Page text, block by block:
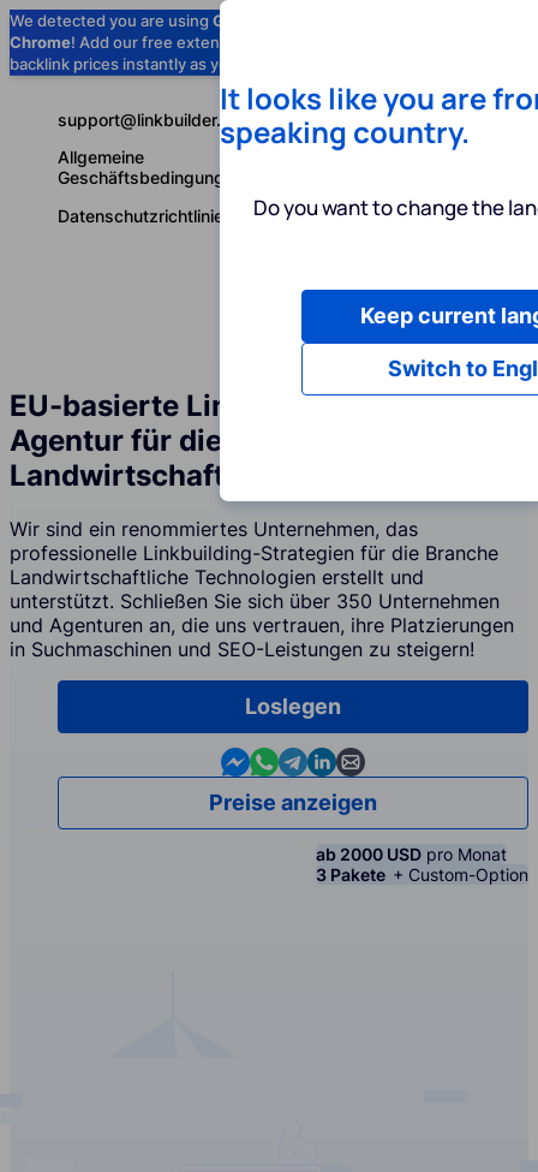
We detected you are using Google
Chrome! Add our free extension to check
backlink prices instantly as you browse.
Deutsch
support@linkbuilder.com
Allgemeine
Geschäftsbedingungen
Datenschutzrichtlinie
EU-basierte Linkbuilding-Services-
Agentur für die Branche
Landwirtschaftliche Technologien
Wir sind ein renommiertes Unternehmen, das
professionelle Linkbuilding-Strategien für die Branche
Landwirtschaftliche Technologien erstellt und
unterstützt. Schließen Sie sich über 350 Unternehmen
und Agenturen an, die uns vertrauen, ihre Platzierungen
in Suchmaschinen und SEO-Leistungen zu steigern!
Loslegen
Contact us in Messenger
Contact us in WhatsApp
Contact us in Telegram
Contact us in Linkedin
Contact us by email
Preise anzeigen
ab 2000 USD pro Monat
3 Pakete + Custom-Option
It looks like you are
speaking country.
Do you want to change the
Switch to
Keep current